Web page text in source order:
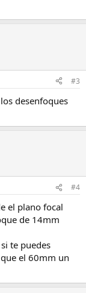
#3
desenfoques
#4
el plano focal
de 14mm
te puedes
el 60mm un